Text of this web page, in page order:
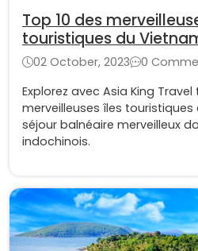
Top 10 des
touristiques du
02 October, 2023
0
Explorez avec Asia King Travel
merveilleuses îles
séjour balnéaire merveilleux
indochinois.